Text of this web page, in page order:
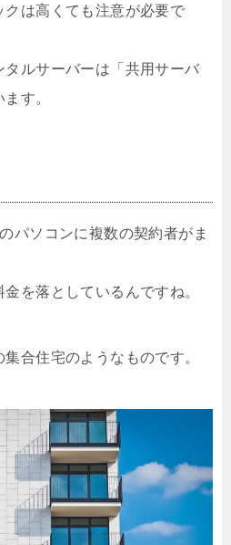
クは高くても注意が必要で
タルサーバーは「共用サーバ
す。
パソコンに複数の契約者がま
を落としているんですね。
合住宅のようなものです。